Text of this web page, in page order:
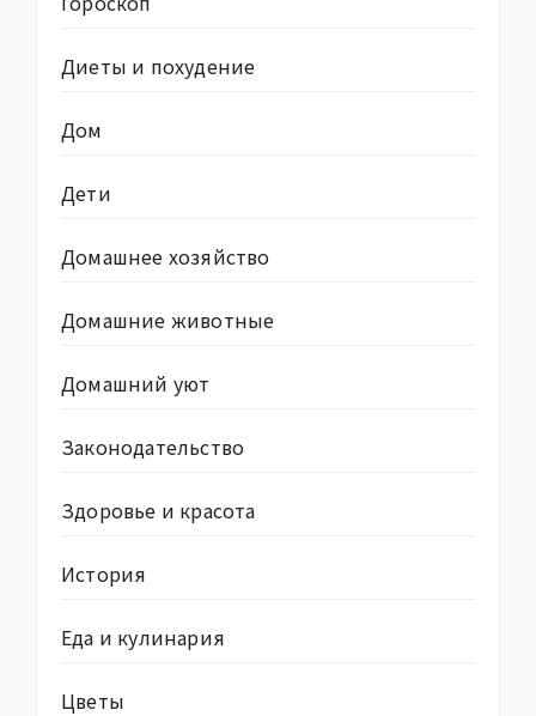
Диеты и похудение
Дом
Дети
Домашнее хозяйство
Домашние животные
Домашний уют
Законодательство
Здоровье и красота
История
Еда и кулинария
Цветы